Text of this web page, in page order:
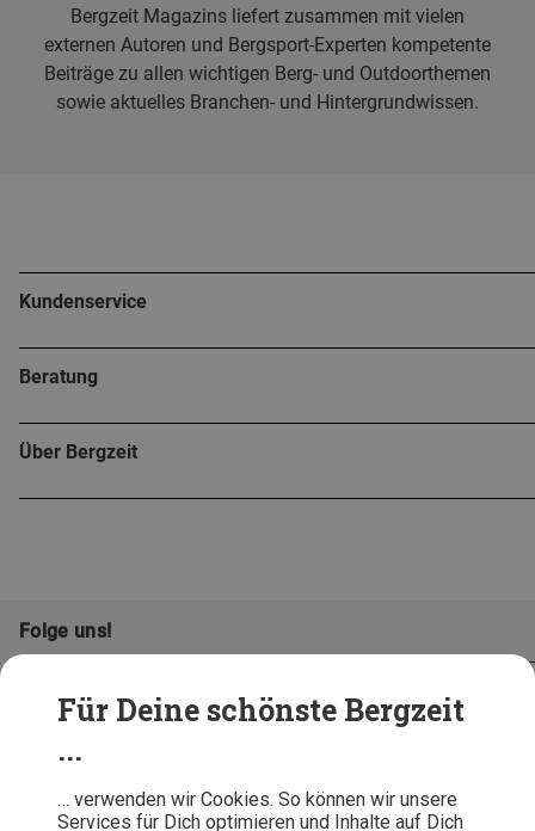
Für Deine schönste Bergzeit
...
… verwenden wir Cookies. So können wir unsere
Services für Dich optimieren und Inhalte auf Dich
Bergzeit Magazins liefert zusammen mit vielen
externen Autoren und Bergsport-Experten kompetente
Beiträge zu allen wichtigen Berg- und Outdoorthemen
sowie aktuelles Branchen- und Hintergrundwissen.
Kundenservice
Beratung
Über Bergzeit
Folge uns!